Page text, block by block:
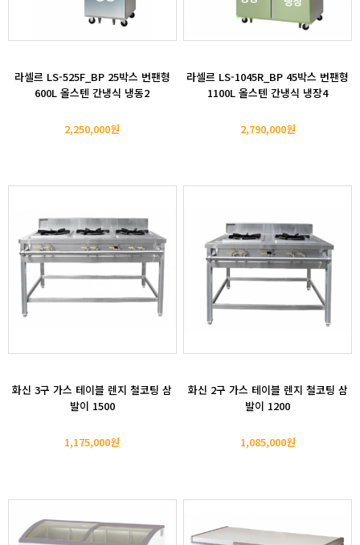
라셀르 LS-525F_BP 25박스 번팬형
600L 올스텐 간냉식 냉동2
2,250,000원
라셀르 LS-1045R_BP 45박스 번팬형
1100L 올스텐 간냉식 냉장4
2,790,000원
화신 3구 가스 테이블 렌지 철코팅 삼
발이 1500
1,175,000원
화신 2구 가스 테이블 렌지 철코팅 삼
발이 1200
1,085,000원